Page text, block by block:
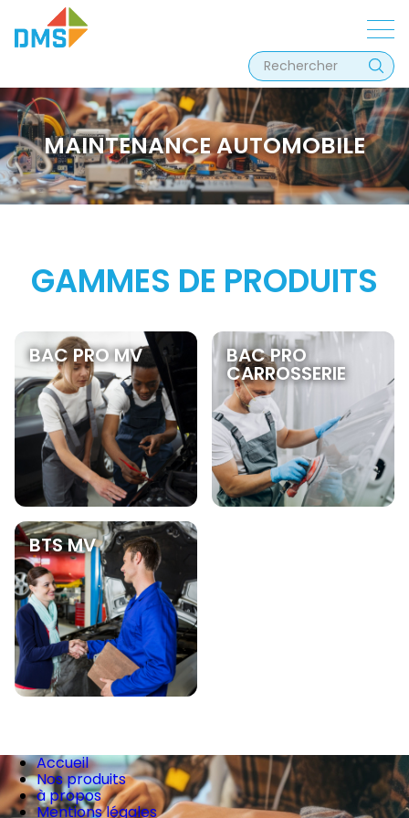
MAINTENANCE AUTOMOBILE
GAMMES DE PRODUITS
BAC PRO MV BAC PRO
CARROSSERIE
BTS MV
Accueil
Nos produits
à propos
Mentions légales